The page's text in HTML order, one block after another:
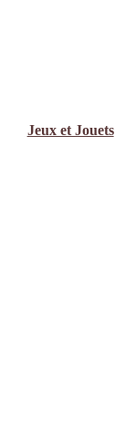
Jeux et Jouets